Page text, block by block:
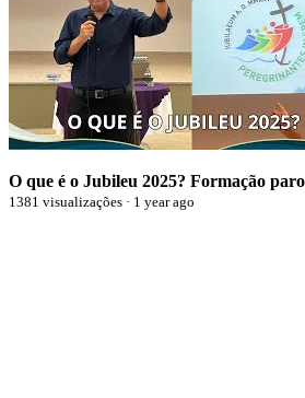
O que é o Jubileu 2025? Formação
1381 visualizações · 1 year ago